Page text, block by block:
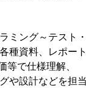
ミング～テスト
種資料、レポー
で仕様理解、
や設計などを担